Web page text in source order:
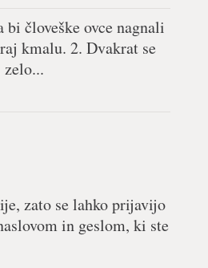
človeške ovce nagnali
kmalu. 2. Dvakrat se
zato se lahko prijavijo
in geslom, ki ste